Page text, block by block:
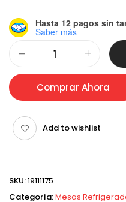
Hasta 12 pagos sin
Saber más
Comprar Ahora
Add to wishlist
SKU:19111175
Categoría:Mesas